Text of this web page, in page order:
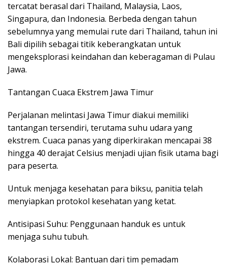
tercatat berasal dari Thailand, Malaysia, Laos,
Singapura, dan Indonesia. Berbeda dengan tahun
sebelumnya yang memulai rute dari Thailand, tahun ini
Bali dipilih sebagai titik keberangkatan untuk
mengeksplorasi keindahan dan keberagaman di Pulau
Jawa.
Tantangan Cuaca Ekstrem Jawa Timur
Perjalanan melintasi Jawa Timur diakui memiliki
tantangan tersendiri, terutama suhu udara yang
ekstrem. Cuaca panas yang diperkirakan mencapai 38
hingga 40 derajat Celsius menjadi ujian fisik utama bagi
para peserta.
Untuk menjaga kesehatan para biksu, panitia telah
menyiapkan protokol kesehatan yang ketat.
Antisipasi Suhu: Penggunaan handuk es untuk
menjaga suhu tubuh.
Kolaborasi Lokal: Bantuan dari tim pemadam